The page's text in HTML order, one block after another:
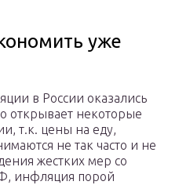
уже
в России оказались
открывает некоторые
т.к. цены на еду,
не так часто и не
жестких мер со
инфляция порой